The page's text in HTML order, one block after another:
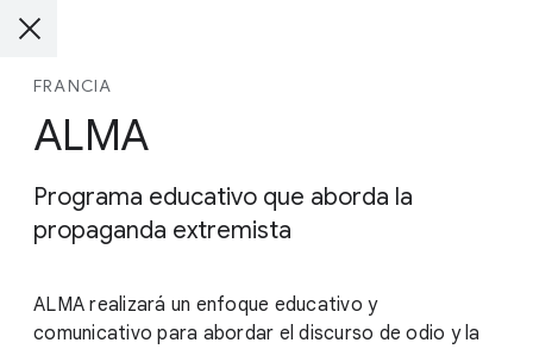
FRANCIA
ALMA
Programa educativo que aborda la
propaganda extremista
ALMA realizará un enfoque educativo y
comunicativo para abordar el discurso de odio y la